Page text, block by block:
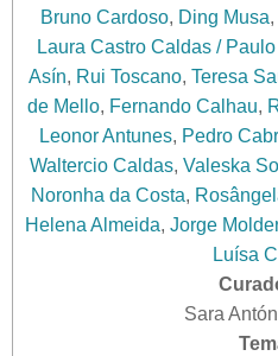
Bruno Cardoso, Ding Musa,
Laura Castro Caldas /
Asín, Rui Toscano, Teresa
de Mello, Fernando Calhau,
Leonor Antunes, Pedro
Waltercio Caldas, Valeska
Noronha da Costa,
Helena Almeida, Jorge Molder
Luísa
Sara